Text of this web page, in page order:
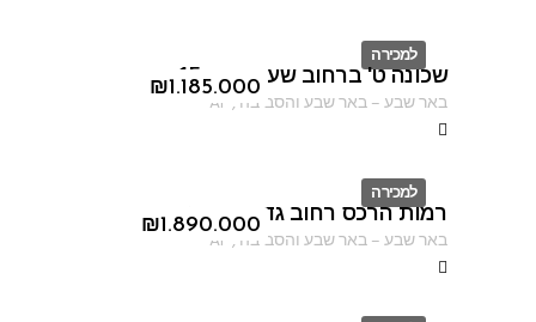
למכירה
ID
₪1.185.000
שכונה ט' ברחוב שער הגיא 15
באר שבע–באר שבע והסביבה ,
AF
למכירה
ID
₪1.890.000
רמות הרכס רחוב גדעון האוזנר
באר שבע–באר שבע והסביבה ,
AF